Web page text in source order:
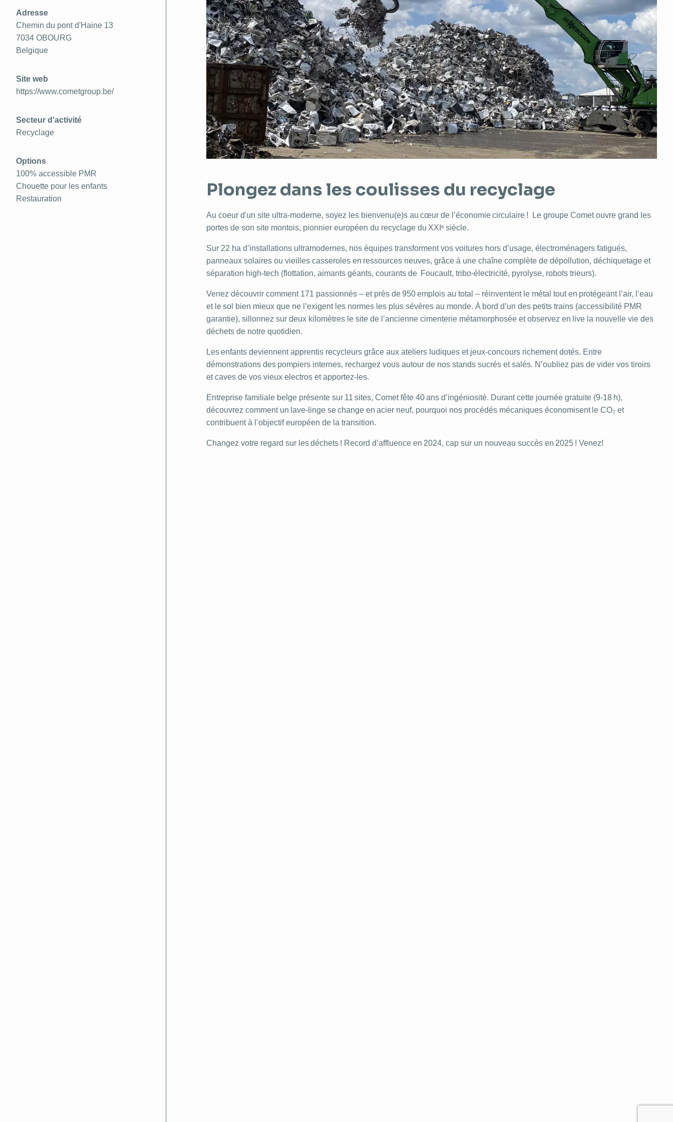
Plongez dans les coulisses du recyclage
Au coeur d'un site ultra-moderne, soyez les bienvenu(e)s au cœur de l’économie circulaire ! Le groupe Comet ouvre grand les
portes de son site montois, pionnier européen du recyclage du XXIᵉ siècle.
Sur 22 ha d’installations ultramodernes, nos équipes transforment vos voitures hors d’usage, électroménagers fatigués,
panneaux solaires ou vieilles casseroles en ressources neuves, grâce à une chaîne complète de dépollution, déchiquetage et
séparation high‑tech (flottation, aimants géants, courants de Foucault, tribo‑électricité, pyrolyse, robots trieurs).
Venez découvrir comment 171 passionnés – et près de 950 emplois au total – réinventent le métal tout en protégeant l’air, l’eau
et le sol bien mieux que ne l’exigent les normes les plus sévères au monde. À bord d’un des petits trains (accessibilité PMR
garantie), sillonnez sur deux kilomètres le site de l’ancienne cimenterie métamorphosée et observez en live la nouvelle vie des
déchets de notre quotidien.
Les enfants deviennent apprentis recycleurs grâce aux ateliers ludiques et jeux‑concours richement dotés. Entre
démonstrations des pompiers internes, rechargez vous autour de nos stands sucrés et salés. N’oubliez pas de vider vos tiroirs
et caves de vos vieux electros et apportez-les.
Entreprise familiale belge présente sur 11 sites, Comet fête 40 ans d’ingéniosité. Durant cette journée gratuite (9‑18 h),
découvrez comment un lave‑linge se change en acier neuf, pourquoi nos procédés mécaniques économisent le CO₂ et
contribuent à l’objectif européen de la transition.
Changez votre regard sur les déchets ! Record d’affluence en 2024, cap sur un nouveau succès en 2025 ! Venez!
Adresse
Chemin du pont d'Haine 13
7034 OBOURG
Belgique
Site web
https://www.cometgroup.be/
Secteur d'activité
Recyclage
Options
100% accessible PMR
Chouette pour les enfants
Restauration